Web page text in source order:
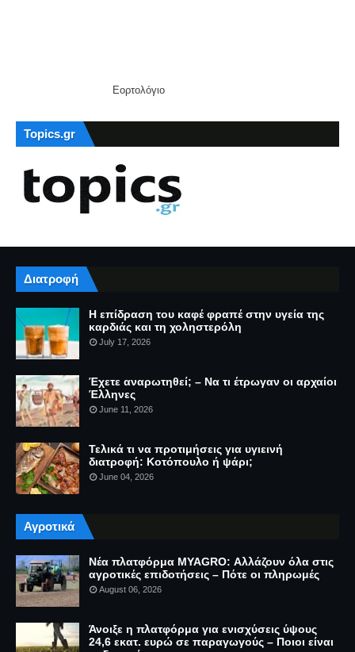
Εορτολόγιο
Topics.gr
Διατροφή
Η επίδραση του καφέ φραπέ στην υγεία της
καρδιάς και τη χοληστερόλη
July 17, 2026
Έχετε αναρωτηθεί; – Να τι έτρωγαν οι αρχαίοι
Έλληνες
June 11, 2026
Τελικά τι να προτιμήσεις για υγιεινή
διατροφή: Κοτόπουλο ή ψάρι;
June 04, 2026
Αγροτικά
Νέα πλατφόρμα MYAGRO: Αλλάζουν όλα στις
αγροτικές επιδοτήσεις – Πότε οι πληρωμές
August 06, 2026
Άνοιξε η πλατφόρμα για ενισχύσεις ύψους
24,6 εκατ. ευρώ σε παραγωγούς – Ποιοι είναι